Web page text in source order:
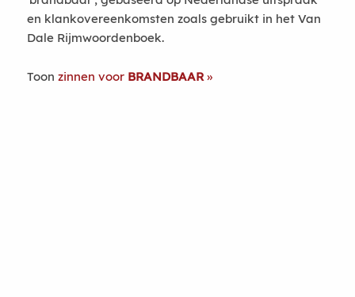
en klankovereenkomsten zoals gebruikt in het Van
Dale Rijmwoordenboek.
Toon zinnen voor BRANDBAAR